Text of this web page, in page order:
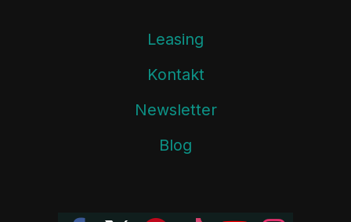
Leasing
Kontakt
Newsletter
Blog